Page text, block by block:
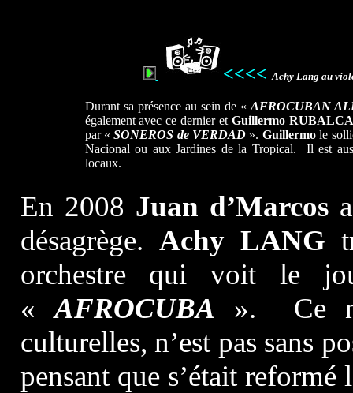
<<<< Achy Lang au
Durant sa présence au sein de «AFROCUBAN
également avec ce dernier et Guillermo
par «SONEROS de VERDAD ». Guillermole
Nacional ou aux Jardines de la Tropical. Il est
locaux.
En 2008 Juan d’Marcos
désagrège. Achy LANG
orchestre qui voit le
«AFROCUBA ». Ce
culturelles, n’est pas sans
pensant que s’était